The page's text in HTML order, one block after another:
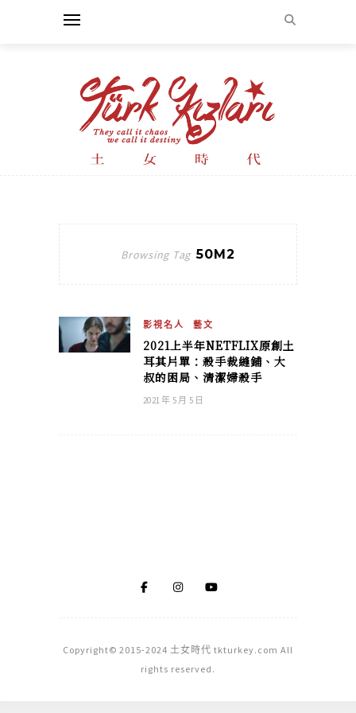
Browsing Tag 50M2
影視名人 藝文
2021上半年NETFLIX原創土
耳其片單：殺手裁縫鋪、大
叔的困局、清潔婦殺手
2021 年 5 月 5 日
Copyright© 2015-2024 土女時代 tkturkey.com All
rights reserved.